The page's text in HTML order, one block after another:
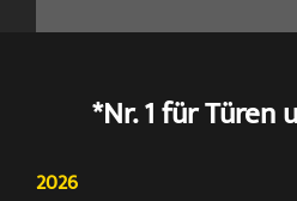
*Nr. 1 für Türen
2026